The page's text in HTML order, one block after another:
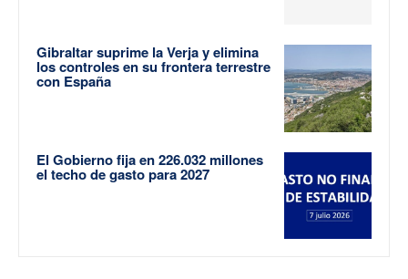
Gibraltar suprime la Verja y elimina
los controles en su frontera terrestre
con España
El Gobierno fija en 226.032 millones
el techo de gasto para 2027